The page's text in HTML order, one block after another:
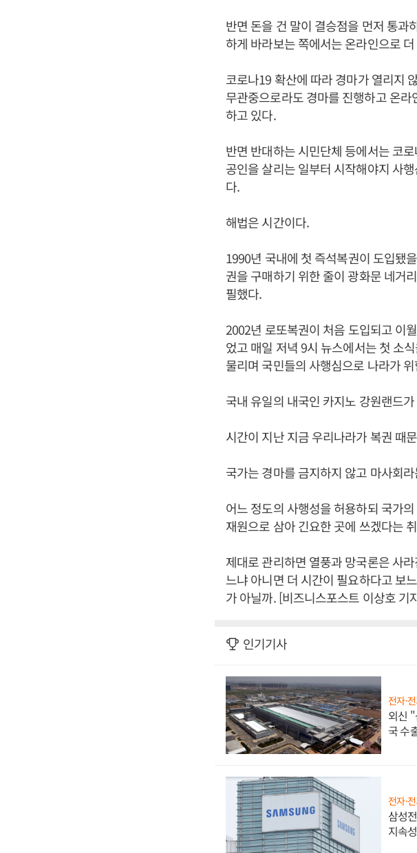
반면 돈을 건 말이 결승점을 먼저 통과
하게 바라보는 쪽에서는 온라인으로
코로나19 확산에 따라 경마가 열리지
무관중으로라도 경마를 진행하고 온
하고 있다.
반면 반대하는 시민단체 등에서는 코
공인을 살리는 일부터 시작해야지 사
다.
해법은 시간이다.
1990년 국내에 첫 즉석복권이 도입됐
권을 구매하기 위한 줄이 광화문 네거
필했다.
2002년 로또복권이 처음 도입되고 이
었고 매일 저녁 9시 뉴스에서는 첫 소
물리며 국민들의 사행심으로 나라가
국내 유일의 내국인 카지노 강원랜드
시간이 지난 지금 우리나라가 복권 때
국가는 경마를 금지하지 않고 마사회
어느 정도의 사행성을 허용하되 국가
재원으로 삼아 긴요한 곳에 쓰겠다는
제대로 관리하면 열풍과 망국론은 사
느냐 아니면 더 시간이 필요하다고 보
가 아닐까. [비즈니스포스트 이상호 기
인기기사
전자·
외신
국 수
전자·
삼성
지속